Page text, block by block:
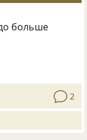
больше
2